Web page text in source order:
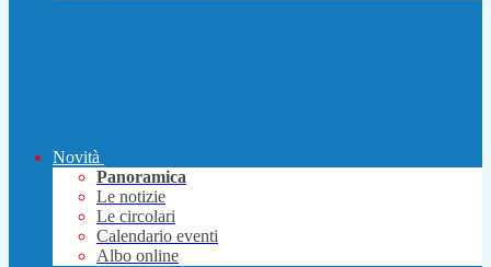
Novità
Panoramica
Le notizie
Le circolari
Calendario eventi
Albo online